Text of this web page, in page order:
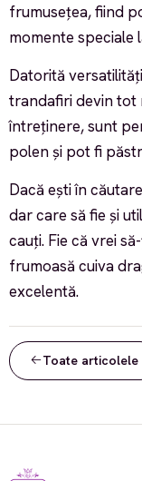
frumusețea, fiind
momente speciale
Datorită
trandafiri devin tot
întreținere, sunt
polen și pot fi
Dacă ești în
dar care să fie și
cauți. Fie că vrei
frumoasă cuiva
excelentă.
Toate articolele